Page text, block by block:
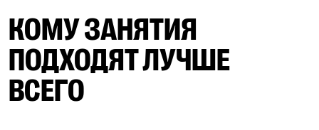
КОМУ ЗАНЯТИЯ
ПОДХОДЯТ ЛУЧШЕ
ВСЕГО